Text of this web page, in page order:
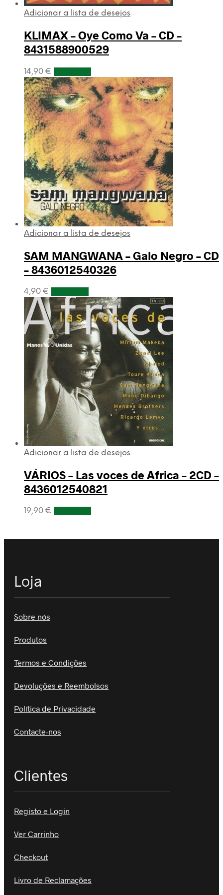
Adicionar a lista de desejos
KLIMAX – Oye Como Va – CD –
8431588900529
14,90 €
Adicionar a lista de desejos
SAM MANGWANA – Galo Negro – CD
– 8436012540326
4,90 €
Adicionar a lista de desejos
VÁRIOS – Las voces de Africa – 2CD –
8436012540821
19,90 €
Loja
Sobre nós
Produtos
Termos e Condições
Devoluções e Reembolsos
Política de Privacidade
Contacte-nos
Clientes
Registo e Login
Ver Carrinho
Checkout
Livro de Reclamações